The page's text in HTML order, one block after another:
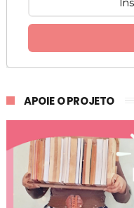
APOIE O PROJETO